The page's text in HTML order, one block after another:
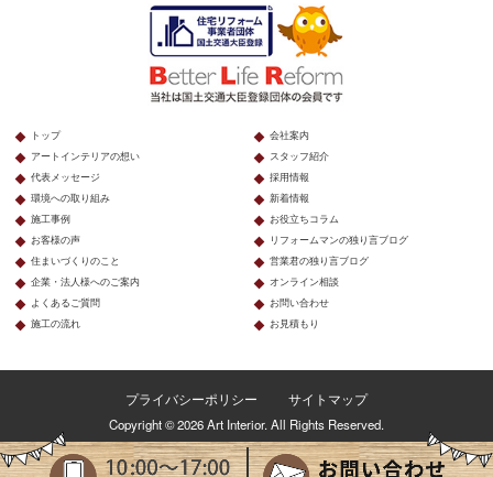
トップ
アートインテリアの想い
代表メッセージ
環境への取り組み
施工事例
お客様の声
住まいづくりのこと
企業・法人様へのご案内
よくあるご質問
施工の流れ
会社案内
スタッフ紹介
採用情報
新着情報
お役立ちコラム
リフォームマンの独り言ブログ
営業君の独り言ブログ
オンライン相談
お問い合わせ
お見積もり
プライバシーポリシー
サイトマップ
Copyright © 2026 Art Interior. All Rights Reserved.